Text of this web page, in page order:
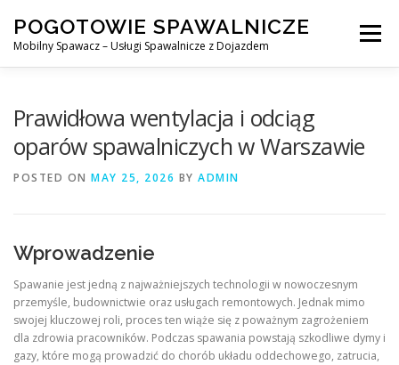
content
POGOTOWIE SPAWALNICZE
Mobilny Spawacz – Usługi Spawalnicze z Dojazdem
Menu
Prawidłowa wentylacja i odciąg
oparów spawalniczych w Warszawie
POSTED ON MAY 25, 2026 BY ADMIN
Wprowadzenie
Spawanie jest jedną z najważniejszych technologii w nowoczesnym
przemyśle, budownictwie oraz usługach remontowych. Jednak mimo
swojej kluczowej roli, proces ten wiąże się z poważnym zagrożeniem
dla zdrowia pracowników. Podczas spawania powstają szkodliwe dymy i
gazy, które mogą prowadzić do chorób układu oddechowego, zatrucia,